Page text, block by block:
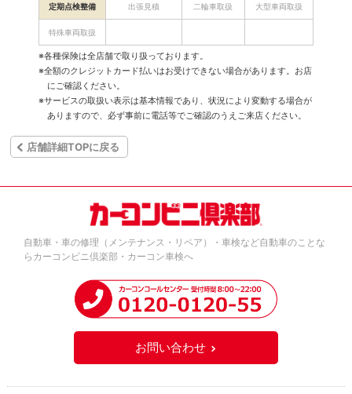
定期点検整備 出張見積 二輪車取扱 大型車両取扱
特殊車両取扱
※各種保険は全店舗で取り扱っております。
※全額のクレジットカード払いはお受けできない場合があります。お店
にご確認ください。
※サービスの取扱い表示は基本情報であり、状況により変動する場合が
ありますので、必ず事前に電話等でご確認のうえご来店ください。
店舗詳細TOPに戻る
自動車・車の修理（メンテナンス・リペア）・車検など自動車のことな
らカーコンビニ倶楽部・カーコン車検へ
お問い合わせ